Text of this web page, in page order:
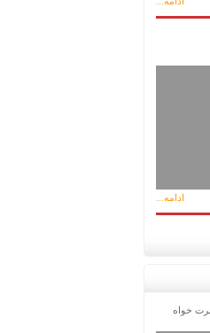
ادامه...